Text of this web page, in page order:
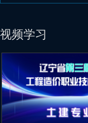
视频学习